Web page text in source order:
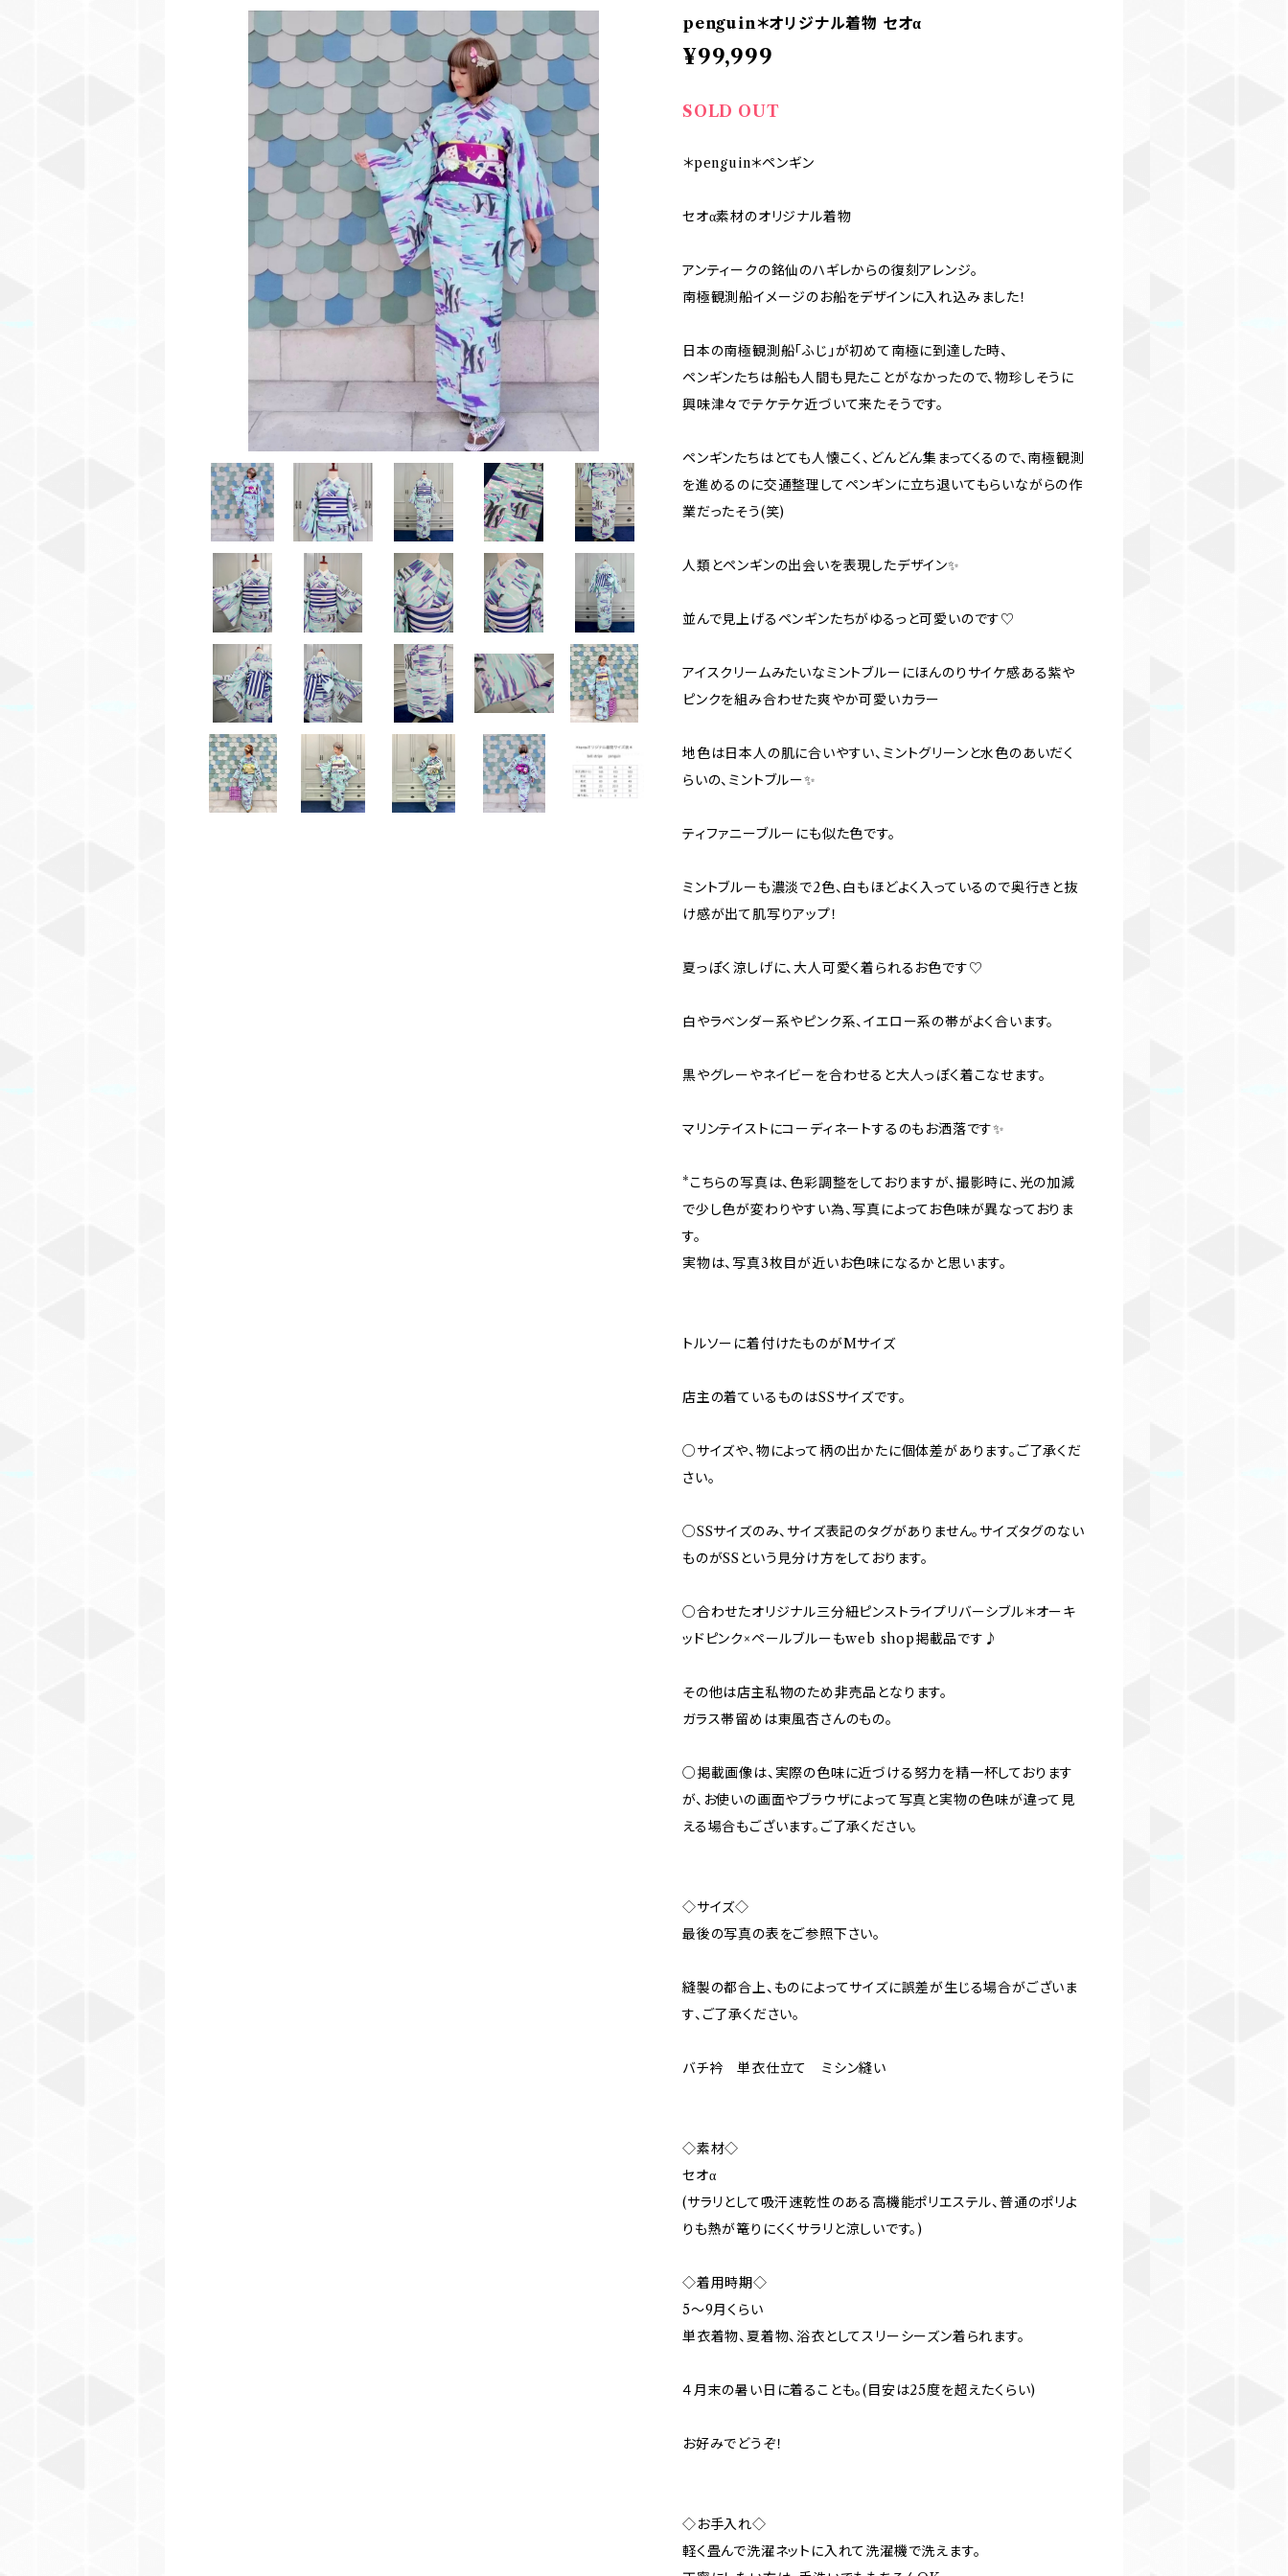
penguin＊オリジナル着物 セオα
¥99,999
SOLD OUT
＊penguin＊ペンギン
セオα素材のオリジナル着物
アンティークの銘仙のハギレからの復刻アレンジ。
南極観測船イメージのお船をデザインに入れ込みました！
日本の南極観測船「ふじ」が初めて南極に到達した時、
ペンギンたちは船も人間も見たことがなかったので、物珍しそうに
興味津々でテケテケ近づいて来たそうです。
ペンギンたちはとても人懐こく、どんどん集まってくるので、南極観測
を進めるのに交通整理してペンギンに立ち退いてもらいながらの作
業だったそう(笑)
人類とペンギンの出会いを表現したデザイン✨
並んで見上げるペンギンたちがゆるっと可愛いのです♡
アイスクリームみたいなミントブルーにほんのりサイケ感ある紫や
ピンクを組み合わせた爽やか可愛いカラー
地色は日本人の肌に合いやすい、ミントグリーンと水色のあいだく
らいの、ミントブルー✨
ティファニーブルーにも似た色です。
ミントブルーも濃淡で2色、白もほどよく入っているので奥行きと抜
け感が出て肌写りアップ！
夏っぽく涼しげに、大人可愛く着られるお色です♡
白やラベンダー系やピンク系、イエロー系の帯がよく合います。
黒やグレーやネイビーを合わせると大人っぽく着こなせます。
マリンテイストにコーディネートするのもお洒落です✨
*こちらの写真は、色彩調整をしておりますが、撮影時に、光の加減
で少し色が変わりやすい為、写真によってお色味が異なっておりま
す。
実物は、写真3枚目が近いお色味になるかと思います。
トルソーに着付けたものがMサイズ
店主の着ているものはSSサイズです。
○サイズや、物によって柄の出かたに個体差があります。ご了承くだ
さい。
○SSサイズのみ、サイズ表記のタグがありません。サイズタグのない
ものがSSという見分け方をしております。
○合わせたオリジナル三分紐ピンストライプリバーシブル＊オーキ
ッドピンク×ペールブルーもweb shop掲載品です♪
その他は店主私物のため非売品となります。
ガラス帯留めは東風杏さんのもの。
○掲載画像は、実際の色味に近づける努力を精一杯しております
が、お使いの画面やブラウザによって写真と実物の色味が違って見
える場合もございます。ご了承ください。
◇サイズ◇
最後の写真の表をご参照下さい。
縫製の都合上、ものによってサイズに誤差が生じる場合がございま
す、ご了承ください。
バチ衿 単衣仕立て ミシン縫い
◇素材◇
セオα
(サラリとして吸汗速乾性のある高機能ポリエステル、普通のポリよ
りも熱が篭りにくくサラリと涼しいです。)
◇着用時期◇
5〜9月くらい
単衣着物、夏着物、浴衣としてスリーシーズン着られます。
４月末の暑い日に着ることも。(目安は25度を超えたくらい)
お好みでどうぞ！
◇お手入れ◇
軽く畳んで洗濯ネットに入れて洗濯機で洗えます。